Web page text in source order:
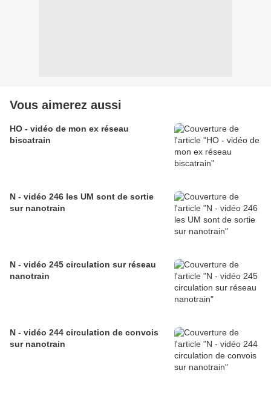
Vous aimerez aussi
HO - vidéo de mon ex réseau
biscatrain
N - vidéo 246 les UM sont de sortie
sur nanotrain
N - vidéo 245 circulation sur réseau
nanotrain
N - vidéo 244 circulation de convois
sur nanotrain